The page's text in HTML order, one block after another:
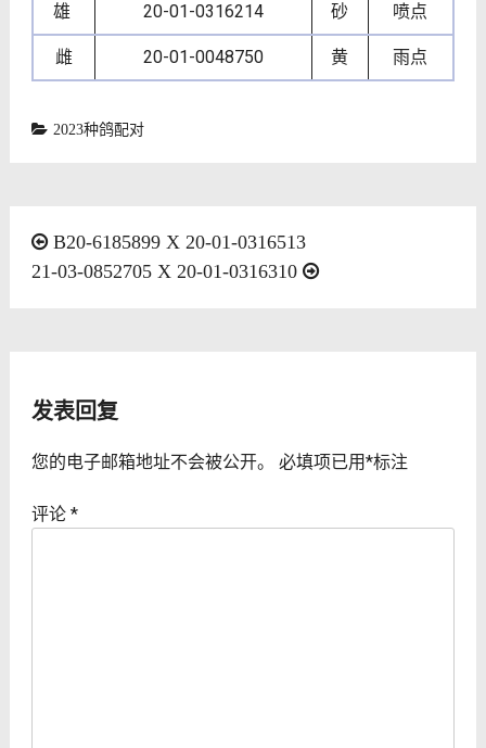
雄 20-01-0316214 砂 喷点
雌 20-01-0048750 黄 雨点
2023种鸽配对
文B20-6185899 X 20-01-0316513
21-03-0852705 X 20-01-0316310
发表回复
您的电子邮箱地址不会被公开。 必填项已用*标注
评论 *